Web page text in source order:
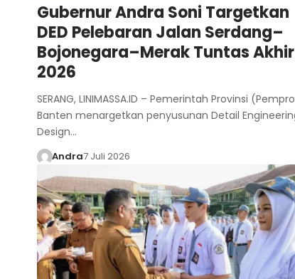
Gubernur Andra Soni Targetkan
DED Pelebaran Jalan Serdang–
Bojonegara–Merak Tuntas Akhir
2026
SERANG, LINIMASSA.ID – Pemerintah Provinsi
Banten menargetkan penyusunan Detail
Design…
Andra7 Juli 2026